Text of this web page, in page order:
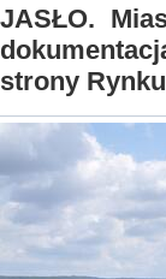
JASŁO.
strony